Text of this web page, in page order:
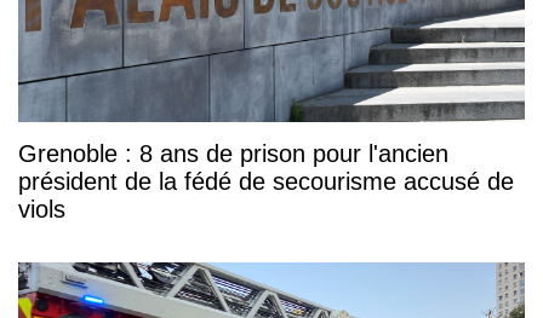
Grenoble : 8 ans de prison pour l'ancien
président de la fédé de secourisme accusé de
viols